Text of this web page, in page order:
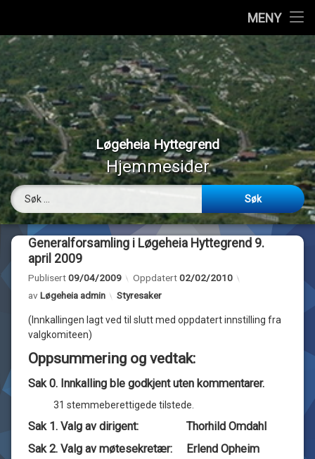
MENY
Vedtekter
Styremedlemmer
Medlemmer
Værmeldinger
Panoramabilder
Bilder
Webkamera
Om…
Hopp
til
innhold
Løgeheia Hyttegrend
Hjemmesider
Søk etter:
Generalforsamling i Løgeheia Hyttegrend 9.
april 2009
Publisert09/04/2009 Oppdatert02/02/2010
avLøgeheia admin Kategorier:
Styresaker
(Innkallingen lagt ved til slutt med oppdatert innstilling fra
valgkomiteen)
Oppsummering og vedtak:
Sak 0. Innkalling ble godkjent uten kommentarer.
31 stemmeberettigede tilstede.
Sak 1. Valg av dirigent: Thorhild Omdahl
Sak 2. Valg av møtesekretær: Erlend Opheim